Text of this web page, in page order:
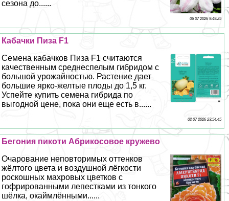
сезона до......
06 07 2026 9:49:25
Кабачки Пиза F1
Семена кабачков Пиза F1 считаются
качественным среднеспелым гибридом с
большой урожайностью. Растение дает
большие ярко-желтые плоды до 1,5 кг.
Успейте купить семена гибрида по
выгодной цене, пока они еще есть в......
02 07 2026 23:54:45
Бегония пикоти Абрикосовое кружево
Очарование неповторимых оттенков
жёлтого цвета и воздушной лёгкости
роскошных махровых цветков с
гофрированными лепестками из тонкого
шёлка, окаймлёнными......